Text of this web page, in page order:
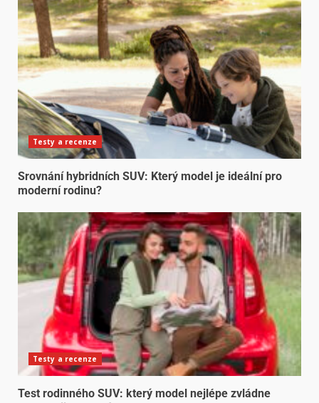
Testy a recenze
Srovnání hybridních SUV: Který model je ideální pro
moderní rodinu?
Testy a recenze
Test rodinného SUV: který model nejlépe zvládne